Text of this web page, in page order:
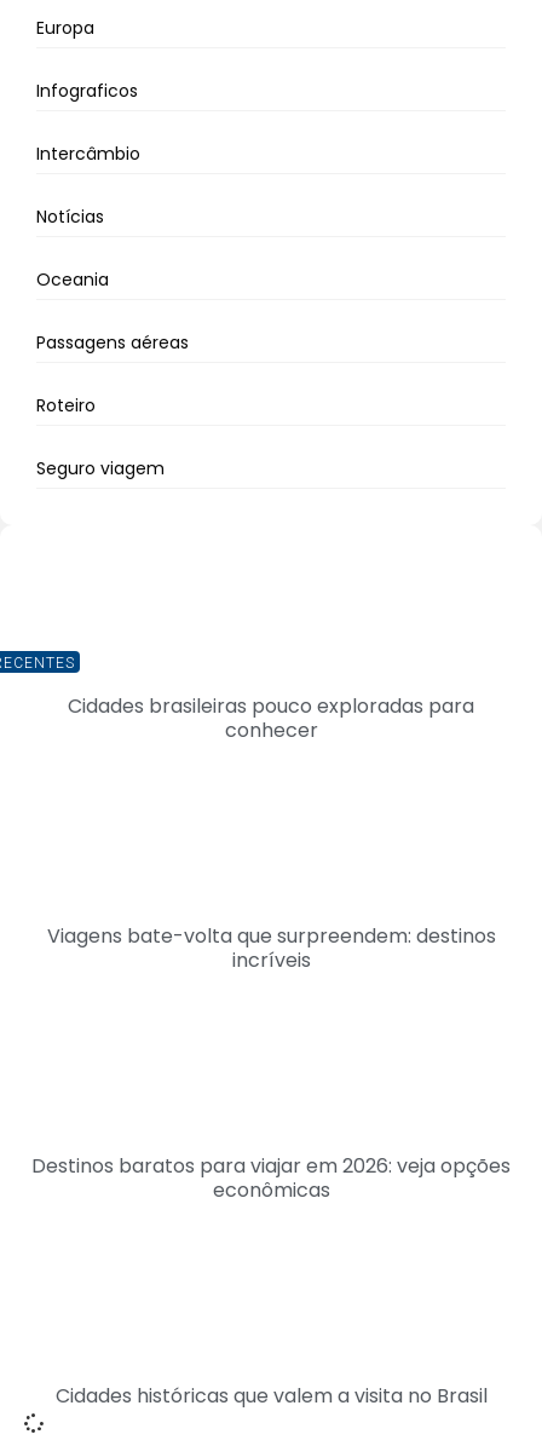
Europa
Infograficos
Intercâmbio
Notícias
Oceania
Passagens aéreas
Roteiro
Seguro viagem
Cidades brasileiras pouco exploradas para
conhecer
Viagens bate-volta que surpreendem: destinos
incríveis
Destinos baratos para viajar em 2026: veja opções
econômicas
Cidades históricas que valem a visita no Brasil